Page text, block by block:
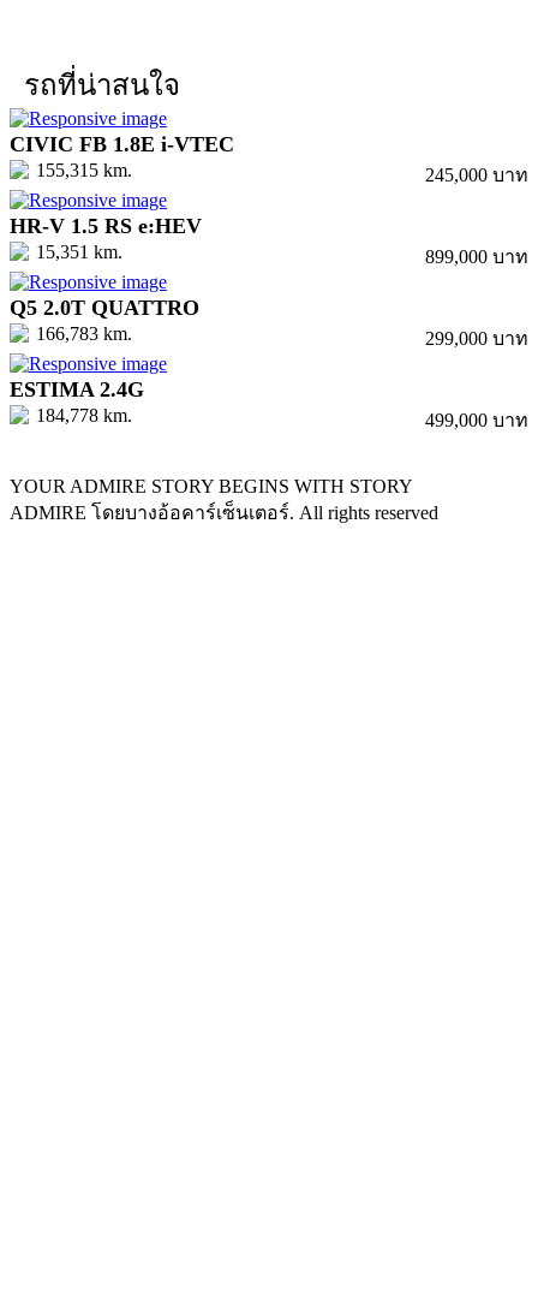
รถที่น่าสนใจ
CIVIC FB 1.8E i-VTEC
155,315 km. 245,000 บาท
HR-V 1.5 RS e:HEV
15,351 km. 899,000 บาท
Q5 2.0T QUATTRO
166,783 km. 299,000 บาท
ESTIMA 2.4G
184,778 km. 499,000 บาท
YOUR ADMIRE STORY BEGINS WITH STORY
ADMIRE โดยบางอ้อคาร์เซ็นเตอร์. All rights reserved